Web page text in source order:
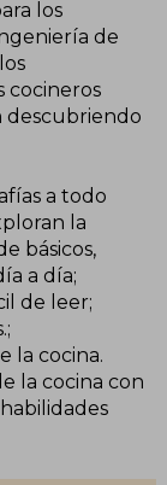
los
de
cocineros
descubriendo
a todo
la
básicos,
a día;
de leer;
la cocina.
la cocina con